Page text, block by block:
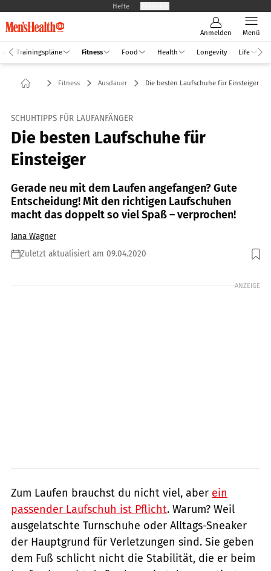
Hefte
Anmelden Menü
Trainingspläne Fitness Food Health Longevity Life
Fitness Ausdauer Die besten Laufschuhe für Einsteiger
SCHUHTIPPS FÜR LAUFANFÄNGER
Die besten Laufschuhe für
Einsteiger
Gerade neu mit dem Laufen angefangen? Gute
Entscheidung! Mit den richtigen Laufschuhen
macht das doppelt so viel Spaß – verprochen!
Jana Wagner
Zuletzt aktualisiert am 09.04.2020
Foto: Hersteller
ANZEIGE
Zum Laufen brauchst du nicht viel, aber ein
passender Laufschuh ist Pflicht. Warum? Weil
ausgelatschte Turnschuhe oder Alltags-Sneaker
der Hauptgrund für Verletzungen sind. Sie geben
dem Fuß schlicht nicht die Stabilität, die er beim